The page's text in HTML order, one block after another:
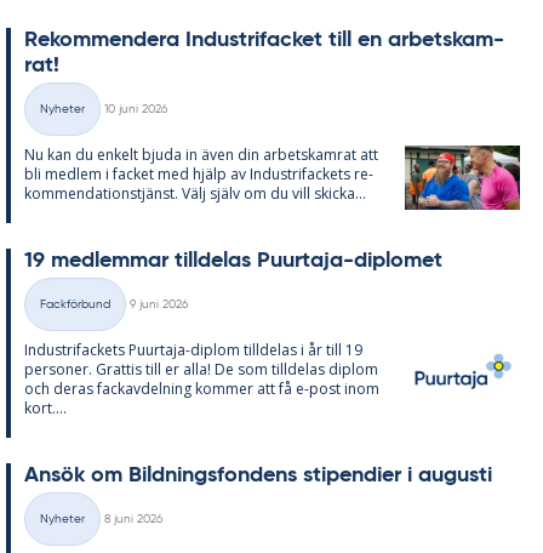
Re­kom­men­de­ra In­du­stri­fac­ket till en ar­bets­kam­
rat!
Kategorier
Nyheter
10 juni 2026
Nu kan du en­kelt bju­da in även din ar­bets­kam­rat att
bli med­lem i fac­ket med hjälp av In­du­stri­fac­kets re­
kom­men­da­tions­tjänst. Välj själv om du vill skic­ka...
19 med­lem­mar till­de­las Pu­ur­ta­ja-di­plo­met
Kategorier
Fackförbund
9 juni 2026
In­du­stri­fac­kets Pu­ur­ta­ja-diplom till­de­las i år till 19
per­so­ner. Grat­tis till er alla! De som till­de­las diplom
och de­ras fackav­del­ning kom­mer att få e-post inom
kort....
An­sök om Bild­nings­fon­dens sti­pen­di­er i au­gusti
Kategorier
Nyheter
8 juni 2026